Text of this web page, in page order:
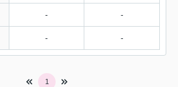
- -
- -
1